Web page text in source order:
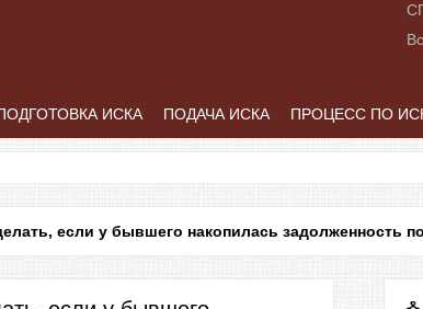
ИСКА ПОДАЧА ИСКА ПРОЦЕСС ПО
если у бывшего накопилась задолженность